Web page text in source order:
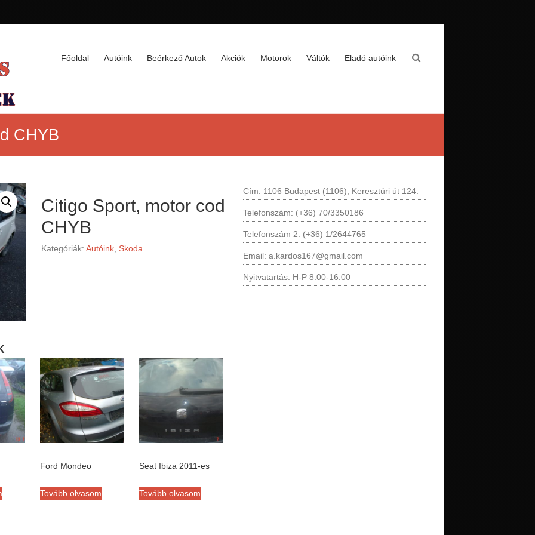
Főoldal Autóink Beérkező Autok Akciók Motorok Váltók Eladó autóink
CHYB
Citigo Sport, motor cod
CHYB
Kategóriák: Autóink, Skoda
Ford Mondeo
Tovább olvasom
Seat Ibiza 2011-es
Tovább olvasom
Cím: 1106 Budapest (1106), Keresztúri út 124.
Telefonszám: (+36) 70/3350186
Telefonszám 2: (+36) 1/2644765
Email: a.kardos167@gmail.com
Nyitvatartás: H-P 8:00-16:00